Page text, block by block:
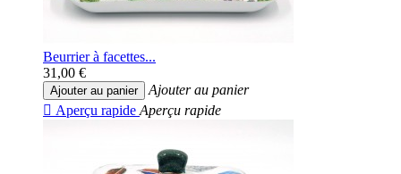
Beurrier à facettes...
31,00 €
Ajouter au panier
Ajouter au panier
 Aperçu rapide Aperçu rapide